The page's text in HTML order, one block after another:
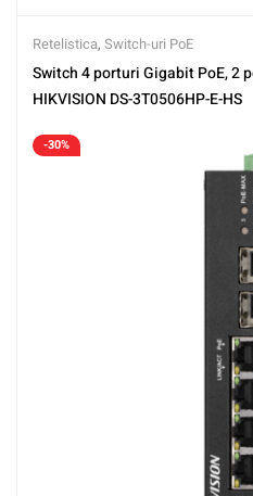
Retelistica, Switch-uri PoE
Switch 4 porturi Gigabit PoE, 2
HIKVISION DS-3T0506HP-E-HS
-30%